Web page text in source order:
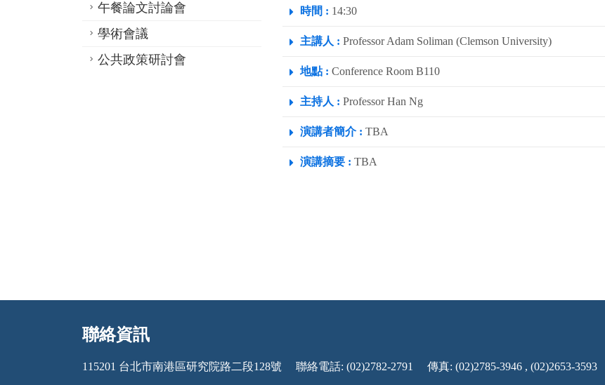
午餐論文討論會
學術會議
公共政策研討會
時間 : 14:30
主講人 : Professor Adam Soliman (Clemson University)
地點 : Conference Room B110
主持人 : Professor Han Ng
演講者簡介 : TBA
演講摘要 : TBA
:::
聯絡資訊
115201 台北市南港區研究院路二段128號 聯絡電話: (02)2782-2791
傳真: (02)2785-3946 , (02)2653-3593